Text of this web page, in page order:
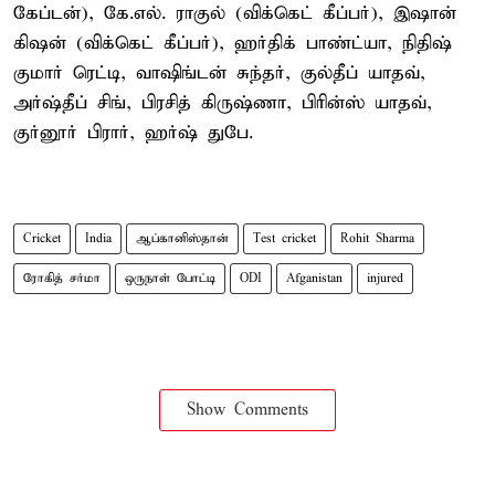
கேப்டன்), கே.எல். ராகுல் (விக்கெட் கீப்பர்), இஷான்
கிஷன் (விக்கெட் கீப்பர்), ஹர்திக் பாண்ட்யா, நிதிஷ்
குமார் ரெட்டி, வாஷிங்டன் சுந்தர், குல்தீப் யாதவ்,
அர்ஷ்தீப் சிங், பிரசித் கிருஷ்ணா, பிரின்ஸ் யாதவ்,
குர்னூர் பிரார், ஹர்ஷ் துபே.
Cricket India ஆப்கானிஸ்தான் Test cricket Rohit Sharma
ரோகித் சர்மா ஒருநாள் போட்டி ODI Afganistan injured
Show Comments